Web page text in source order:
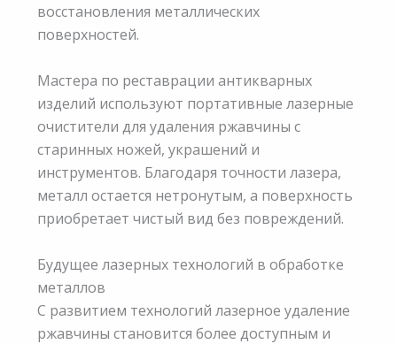
восстановления металлических
поверхностей.
Мастера по реставрации антикварных
изделий используют портативные лазерные
очистители для удаления ржавчины с
старинных ножей, украшений и
инструментов. Благодаря точности лазера,
металл остается нетронутым, а поверхность
приобретает чистый вид без повреждений.
Будущее лазерных технологий в обработке
металлов
С развитием технологий лазерное удаление
ржавчины становится более доступным и